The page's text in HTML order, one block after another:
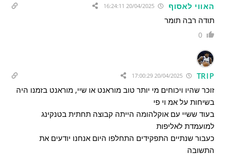
האווי לאסוף 20/04/2025 16:24:11
תודה רבה תומר
0
TRIP
20/04/2025 17:00:29
זוכר שהיו ויכוחים מי יותר טוב מוראנט או שיי, מוראנט בזמנו היה
בשיחות על אמ וי פי
בעוד ששיי עם אוקלהומה הייתה קבוצה תחתית בטנקינג
למועמדת לאליפות
כעבור שנתיים התפקידים התחלפו היום אנחנו יודעים את
התשובה